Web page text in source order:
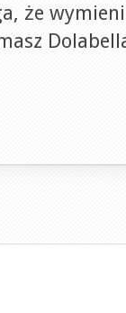
że